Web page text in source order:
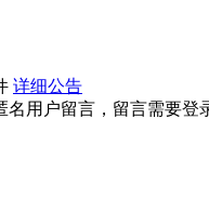
详细公告
用户留言，留言需要登